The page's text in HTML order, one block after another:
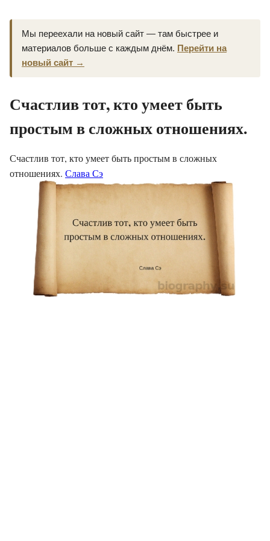
Мы переехали на новый сайт — там быстрее и
материалов больше с каждым днём. Перейти на
новый сайт →
Счастлив тот, кто умеет быть
простым в сложных отношениях.
Счастлив тот, кто умеет быть простым в сложных
отношениях. Слава Сэ